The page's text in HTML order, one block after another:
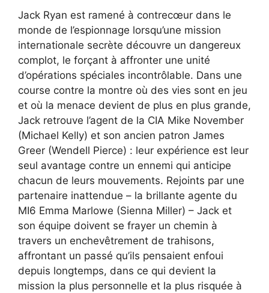
Jack Ryan est ramené à contrecœur dans le
monde de l’espionnage lorsqu’une mission
internationale secrète découvre un dangereux
complot, le forçant à affronter une unité
d’opérations spéciales incontrôlable. Dans une
course contre la montre où des vies sont en jeu
et où la menace devient de plus en plus grande,
Jack retrouve l’agent de la CIA Mike November
(Michael Kelly) et son ancien patron James
Greer (Wendell Pierce) : leur expérience est leur
seul avantage contre un ennemi qui anticipe
chacun de leurs mouvements. Rejoints par une
partenaire inattendue – la brillante agente du
MI6 Emma Marlowe (Sienna Miller) – Jack et
son équipe doivent se frayer un chemin à
travers un enchevêtrement de trahisons,
affrontant un passé qu’ils pensaient enfoui
depuis longtemps, dans ce qui devient la
mission la plus personnelle et la plus risquée à